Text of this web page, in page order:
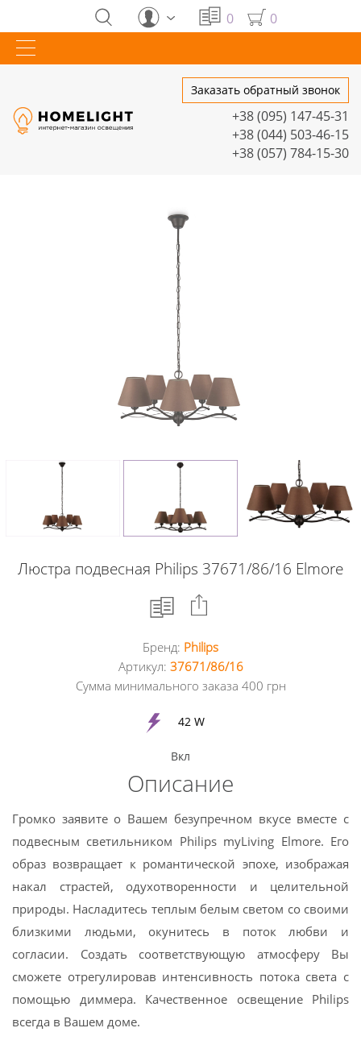
0 0
Заказать обратный звонок
+38 (095) 147-45-31
+38 (044) 503-46-15
+38 (057) 784-15-30
Люстра подвесная Philips 37671/86/16 Elmore
Facebook
+
Pinterest
Бренд: Philips
Артикул: 37671/86/16
Сумма минимального заказа 400 грн
42 W
Вкл
Описание
Громко заявите о Вашем безупречном вкусе вместе с
подвесным светильником Philips myLiving Elmore. Его
образ возвращает к романтической эпохе, изображая
накал страстей, одухотворенности и целительной
природы. Насладитесь теплым белым светом со своими
близкими людьми, окунитесь в поток любви и
согласии. Создать соответствующую атмосферу Вы
сможете отрегулировав интенсивность потока света с
помощью диммера. Качественное освещение Philips
всегда в Вашем доме.